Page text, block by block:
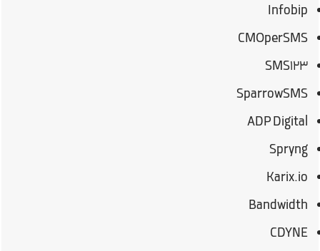
Infobip
CMOperSMS
SMS123
SparrowSMS
ADP Digital
Spryng
Karix.io
Bandwidth
CDYNE